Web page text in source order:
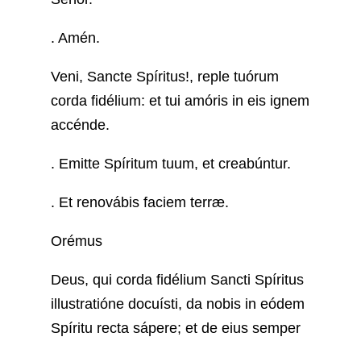
. Amén.
Veni, Sancte Spíritus!, reple tuórum
corda fidélium: et tui amóris in eis ignem
accénde.
. Emitte Spíritum tuum, et creabúntur.
. Et renovábis faciem terræ.
Orémus
Deus, qui corda fidélium Sancti Spíritus
illustratióne docuísti, da nobis in eódem
Spíritu recta sápere; et de eius semper